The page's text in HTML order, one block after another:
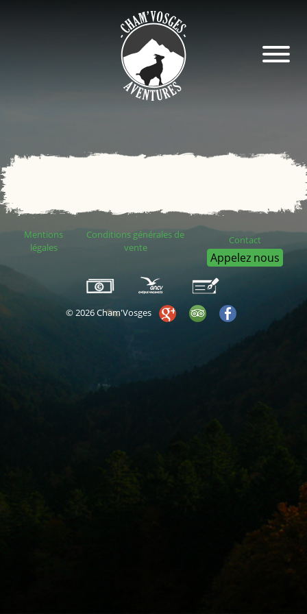
Mentions
légales
Conditions générales de
vente
Contact
Appelez nous
© 2026 Cham'Vosges